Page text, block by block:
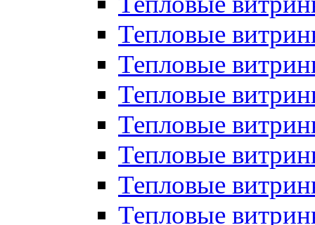
Тепловые
Тепловые
Тепловые
Тепловые
Тепловые
Тепловые
Тепловые